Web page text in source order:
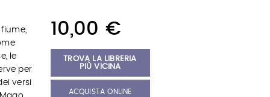
le
per
versi
10,00 €
TROVA LA LIBRERIA
PIÙ VICINA
ACQUISTA ONLINE